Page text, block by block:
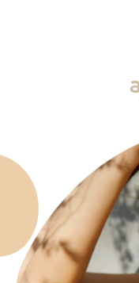
Soins
Je veux faire un bon
Plan d’accès
Prendre RDV